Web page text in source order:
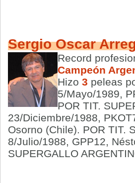
Sergio Oscar
Record
Campeón
Hizo 3 peleas
5/Mayo/1989,
POR TIT.
23/Diciembre/1988,
Osorno (Chile). POR TIT.
8/Julio/1988, GPP12,
SUPERGALLO